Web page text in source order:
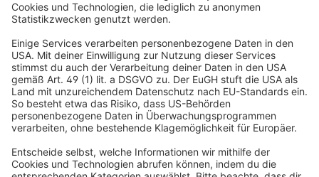
Universal-Funkmotor, auf über 15.000 Zyklen getestet, 7
Jahre Garantie
Hohe Zugkraft, leise und wartungsfrei
-10% 57,59 €UVP63,99 €